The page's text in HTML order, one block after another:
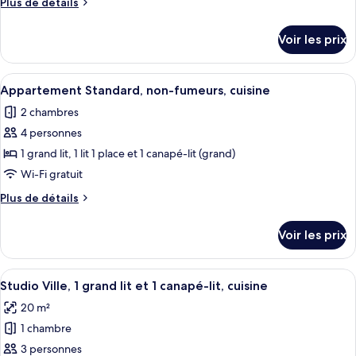
Confort,
2
chambres,
cuisine,
côté
cour
intérieure
le
type
de
chambre
Appartement
Confort,
chambres,
cuisine,
cour
Voir les prix
Afficher
toutes
les
photos
pour
ce
type
de
Appartement
Standard,
non-
fumeurs,
cuisine
Un salon moderne comprenant un
6
Appartement Standard, non-fumeurs, cuisine
2 chambres
4 personnes
1 grand lit, 1 lit 1 place et 1 canapé-lit (grand)
Wi-Fi gratuit
Plus de détails
Plus
le
type
de
Appartement
Standard,
Voir les prix
Afficher
toutes
les
photos
pour
Studio Ville, 1 grand lit et 1 canapé-
20
Studio Ville, 1 grand lit et 1 canapé-lit, cuisine
20 m²
1 chambre
3 personnes